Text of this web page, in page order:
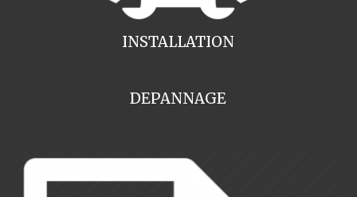
INSTALLATION
DEPANNAGE